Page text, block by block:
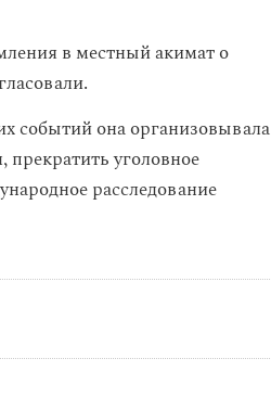
в местный акимат о
событий она организовывала
прекратить уголовное
расследование